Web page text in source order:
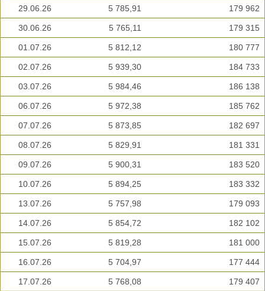
29.06.26 5 785,91 179 962
30.06.26 5 765,11 179 315
01.07.26 5 812,12 180 777
02.07.26 5 939,30 184 733
03.07.26 5 984,46 186 138
06.07.26 5 972,38 185 762
07.07.26 5 873,85 182 697
08.07.26 5 829,91 181 331
09.07.26 5 900,31 183 520
10.07.26 5 894,25 183 332
13.07.26 5 757,98 179 093
14.07.26 5 854,72 182 102
15.07.26 5 819,28 181 000
16.07.26 5 704,97 177 444
17.07.26 5 768,08 179 407